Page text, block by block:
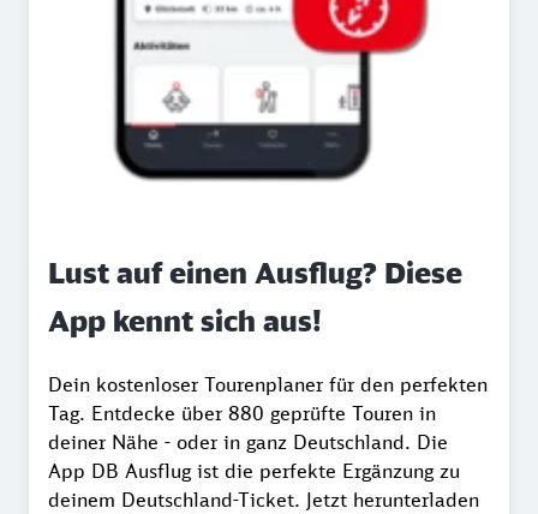
Lust auf einen Ausflug? Diese
App kennt sich aus!
Dein kostenloser Tourenplaner für den perfekten
Tag. Entdecke über 880 geprüfte Touren in
deiner Nähe - oder in ganz Deutschland. Die
App DB Ausflug ist die perfekte Ergänzung zu
deinem Deutschland-Ticket. Jetzt herunterladen